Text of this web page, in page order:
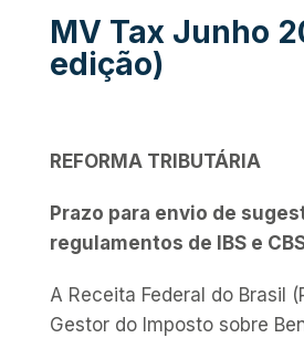
MV Tax Junho
edição)
REFORMA TRIBUTÁRIA
Prazo para envio de
regulamentos de IBS e
A Receita Federal do Brasil
Gestor do Imposto sobre